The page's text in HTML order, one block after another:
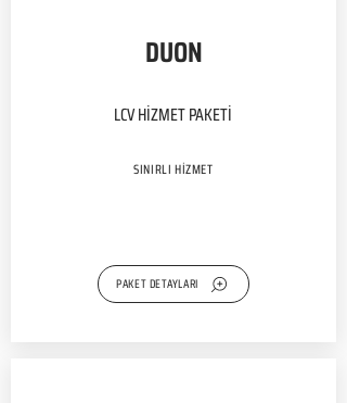
DUON
LCV HİZMET PAKETİ
SINIRLI HİZMET
PAKET DETAYLARI